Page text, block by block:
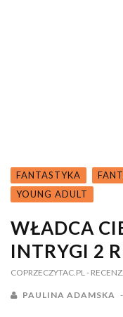
FANTASTYKA
YOUNG ADULT
WŁADCA
INTRYGI 2
COPRZECZYTAC.PL -
PAULINA ADAMSKA